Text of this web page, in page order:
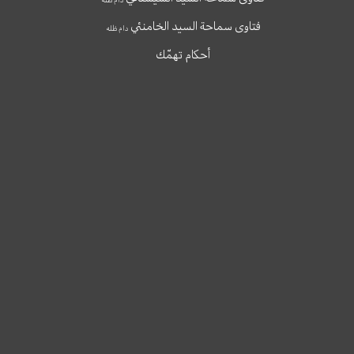
فتاوى سماحة السيد الخامنئيدام ظله
أحكام تهمّك